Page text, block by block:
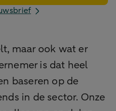
maar ook wat er
is dat heel
baseren op de
in de sector. Onze